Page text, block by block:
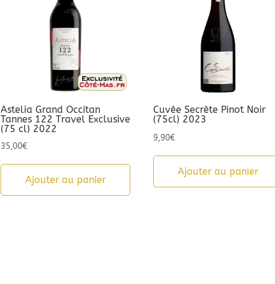
Astelia Grand Occitan
Tannes 122 Travel Exclusive
(75 cl) 2022
35,00€
Ajouter au panier
Cuvée Secrète Pinot Noir
(75cl) 2023
9,90€
Ajouter au panier